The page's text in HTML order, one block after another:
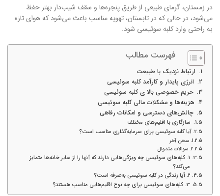
در زمستان، گرمای طبیعی از طریق پنجره‌ها و سقف شیب‌دار بهتر حفظ
می‌شود، در حالی که در تابستان، تهویه مناسب باعث می‌شود که هوای تازه
به راحتی وارد کلبه سوئیسی شود.
فهرست مطالب
ارتباط نزدیک با طبیعت
انرژی پایدار و کارآمد کلبه سوئیسی
حریم خصوصی بالا ی کلبه سوئیسی
هزینه‌ها و مشکلات مالی کلبه سوئیسی
چالش‌های دسترسی و امکانات رفاهی
سازگاری با اقلیم‌های مختلف
آیا کلبه سوئیسی برای سرمایه‌گذاری مناسب است؟
سخن آخر
سوالات متدوال
1. کلبه‌های سوئیسی چه ویژگی‌هایی دارند که آنها را از سایر خانه‌ها متمایز
می‌کند؟
2. آیا زندگی در کلبه سوئیسی به‌صرفه است؟
3. کلبه‌های سوئیسی برای چه نوع اقلیم‌هایی مناسب هستند؟